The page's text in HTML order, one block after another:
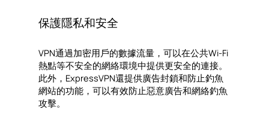
保護隱私和安全
VPN通過加密用戶的數據流量，可以在公共Wi-Fi
熱點等不安全的網絡環境中提供更安全的連接。
此外，ExpressVPN還提供廣告封鎖和防止釣魚
網站的功能，可以有效防止惡意廣告和網絡釣魚
攻擊。